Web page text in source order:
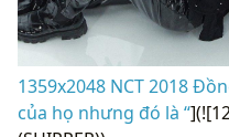
1359x2048 NCT 2018
của họ nhưng đó là “